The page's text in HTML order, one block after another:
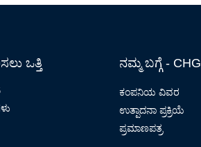
ಒತ್ತಿ ನಮ್ಮ ಬಗ್ಗೆ - CHG
ಕಂಪನಿಯ ವಿವರ
ಉತ್ಪಾದನಾ ಪ್ರಕ್ರಿಯೆ
ಪ್ರಮಾಣಪತ್ರ